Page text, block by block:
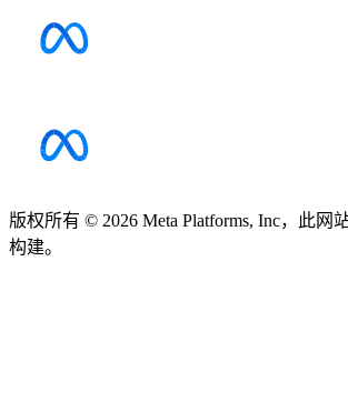
版权所有 © 2026 Meta Platforms, Inc，此网
构建。